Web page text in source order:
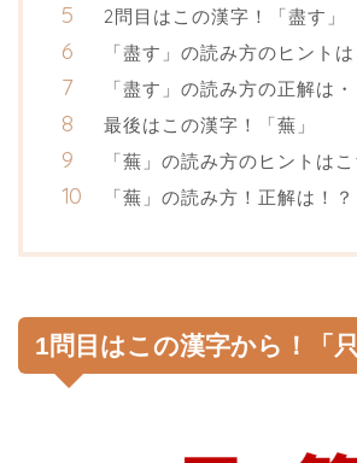
2問目はこの漢字！「盡す」
「盡す」の読み方のヒントは
「盡す」の読み方の正解は
最後はこの漢字！「蕪」
「蕪」の読み方のヒントは
「蕪」の読み方！正解は！？
1問目はこの漢字から！「只